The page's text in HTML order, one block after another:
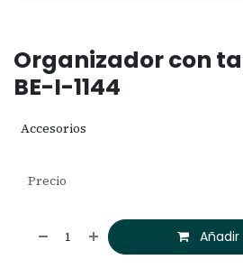
Organizador con
BE-I-1144
Accesorios
Precio